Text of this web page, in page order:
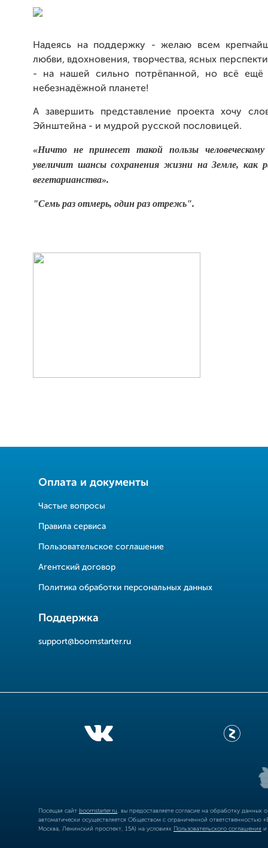
Надеясь на поддержку - желаю всем
любви, вдохновения, творчества, ясных
- на нашей сильно потрёпанной, но всё ещё
небезнадёжной планете!
А завершить представление проекта хочу
Эйнштейна - и мудрой русской пословицей.
«Ничто не принесет такой пользы
увеличит шансы сохранения жизни на Земле, как
вегетарианства».
"Семь раз отмерь, один раз отрежь".
Оплата и документы
Частые вопросы
Правила сервиса
Пользовательское соглашение
Агентский договор
Политика обработки персональных данных
Поддержка
support@boomstarter.ru
Посещая сайт boomstarter.ru , вы предоставляете согласие на обработку
автоматически осуществляется Обществом с ограниченной
Москва, Ленинский проспект, 15А) на условиях Пользовательского соглашения и